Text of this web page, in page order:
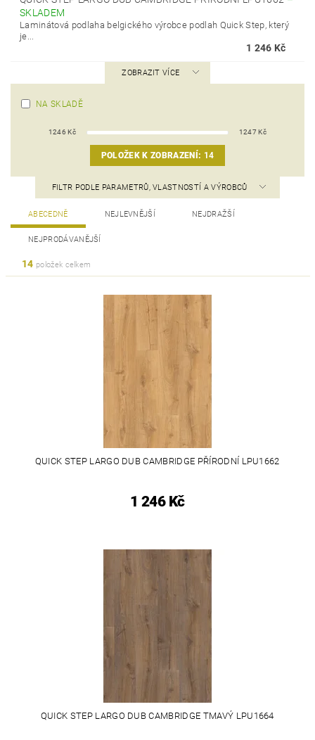
SKLADEM
Laminátová podlaha belgického výrobce podlah Quick Step, který
je...
1 246 Kč
ZOBRAZIT VÍCE
NA SKLADĚ
1246 Kč 1247Kč
POLOŽEK K ZOBRAZENÍ: 14
FILTR PODLE PARAMETRŮ, VLASTNOSTÍ A VÝROBCŮ
ABECEDNĚ NEJLEVNĚJŠÍ NEJDRAŽŠÍ
NEJPRODÁVANĚJŠÍ
14 položek celkem
QUICK STEP LARGO DUB CAMBRIDGE PŘÍRODNÍ LPU1662
1 246 Kč
QUICK STEP LARGO DUB CAMBRIDGE TMAVÝ LPU1664